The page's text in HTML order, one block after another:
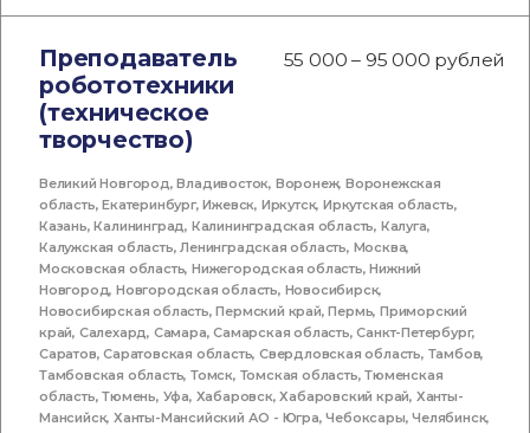
Преподаватель
робототехники
(техническое
творчество)
55 000 – 95 000 рублей
Великий Новгород,Владивосток, Воронеж,Воронежская
область,Екатеринбург,Ижевск, Иркутск,Иркутская область,
Казань,Калининград, Калининградская область, Калуга,
Калужская область,Ленинградская область, Москва,
Московская область,Нижегородская область,Нижний
Новгород,Новгородская область, Новосибирск,
Новосибирская область,Пермский край,Пермь,Приморский
край, Салехард, Самара,Самарская область,Санкт-Петербург,
Саратов,Саратовская область,Свердловская область, Тамбов,
Тамбовская область,Томск, Томская область,Тюменская
область,Тюмень, Уфа, Хабаровск,Хабаровский край, Ханты-
Мансийск,Ханты-Мансийский АО - Югра,Чебоксары,Челябинск,